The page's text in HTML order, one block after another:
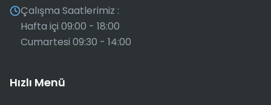
Çalışma Saatlerimiz :
Hafta içi 09:00 - 18:00
Cumartesi 09:30 - 14:00
Hızlı Menü